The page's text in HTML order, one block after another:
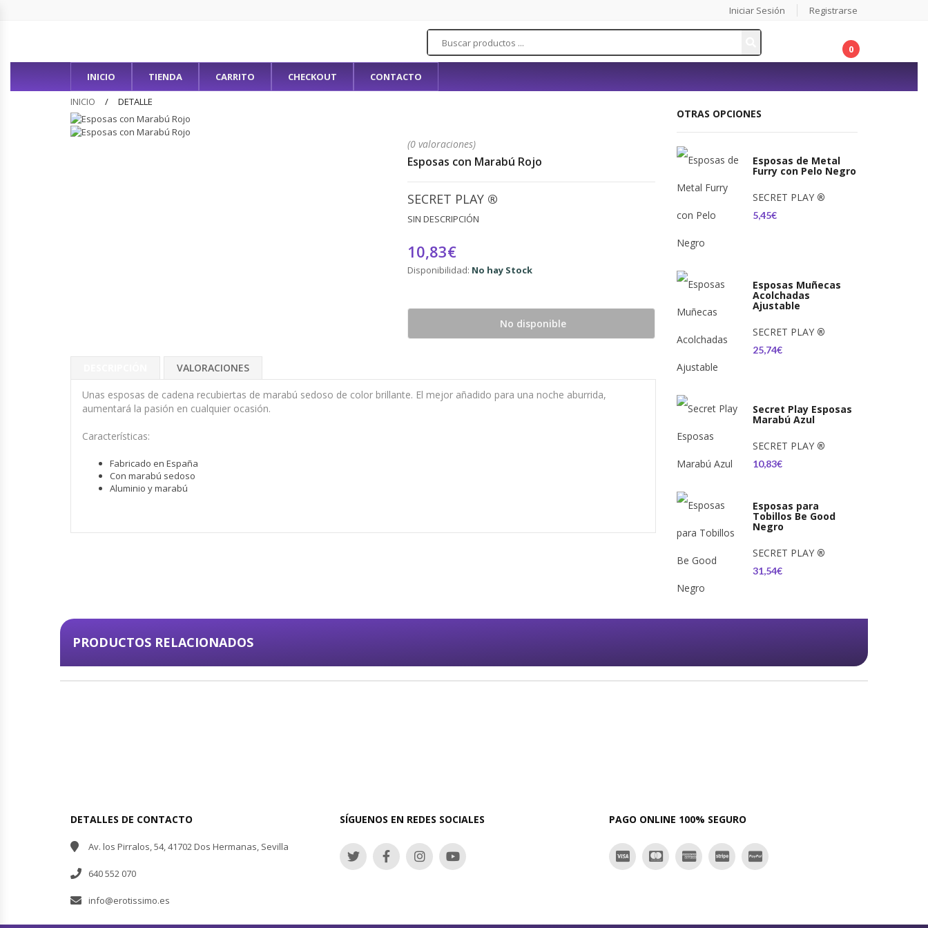
Iniciar Sesión Registrarse
0
INICIO TIENDA CARRITO CHECKOUT
CONTACTO
INICIO
DETALLE
(0 valoraciones)
Esposas con Marabú Rojo
SECRET PLAY ®
SIN DESCRIPCIÓN
10,83€
Disponibilidad: No hay Stock
No disponible
VALORACIONES
Unas esposas de cadena recubiertas de marabú sedoso de color brillante. El mejor añadido para una noche aburrida,
aumentará la pasión en cualquier ocasión.
Características:
Fabricado en España
Con marabú sedoso
Aluminio y marabú
OTRAS OPCIONES
Esposas de Metal
Furry con Pelo Negro
SECRET PLAY®
5,45€
Esposas Muñecas
Acolchadas
Ajustable
SECRET PLAY®
25,74€
Secret Play Esposas
Marabú Azul
SECRET PLAY®
10,83€
Esposas para
Tobillos Be Good
Negro
SECRET PLAY®
31,54€
PRODUCTOS RELACIONADOS
DETALLES DE CONTACTO
Av. los Pirralos, 54, 41702 Dos Hermanas, Sevilla
640 552 070
info@erotissimo.es
SÍGUENOS EN REDES SOCIALES PAGO ONLINE 100% SEGURO